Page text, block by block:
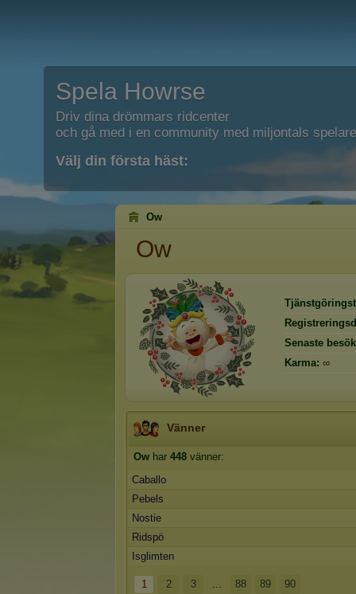
Spela Howrse
Driv dina drömmars ridcenter
och gå med i en community med miljontals
Välj din första häst:
Ow
Ow
Senaste
Karma: ∞
Vänner
Ow har 448 vänner:
Caballo
Pebels
Nostie
Ridspö
Isglimten
1 2 3 ... 88 89 90